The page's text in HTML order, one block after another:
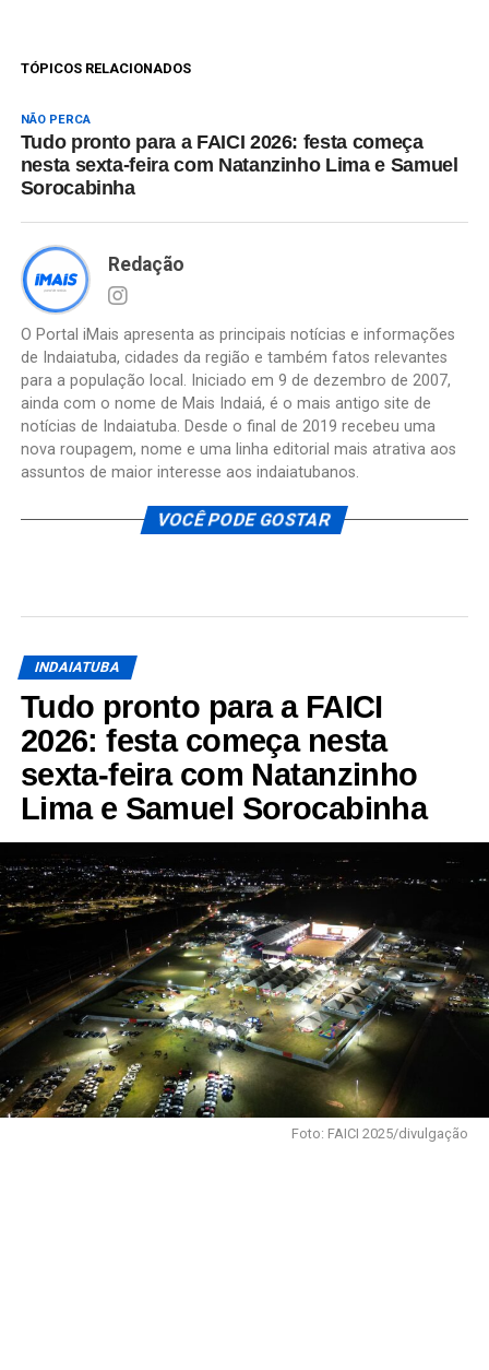
TÓPICOS RELACIONADOS
NÃO PERCA
Tudo pronto para a FAICI 2026: festa começa
nesta sexta-feira com Natanzinho Lima e Samuel
Sorocabinha
Redação
O Portal iMais apresenta as principais notícias e informações
de Indaiatuba, cidades da região e também fatos relevantes
para a população local. Iniciado em 9 de dezembro de 2007,
ainda com o nome de Mais Indaiá, é o mais antigo site de
notícias de Indaiatuba. Desde o final de 2019 recebeu uma
nova roupagem, nome e uma linha editorial mais atrativa aos
assuntos de maior interesse aos indaiatubanos.
VOCÊ PODE GOSTAR
INDAIATUBA
Tudo pronto para a FAICI
2026: festa começa nesta
sexta-feira com Natanzinho
Lima e Samuel Sorocabinha
Foto: FAICI 2025/divulgação